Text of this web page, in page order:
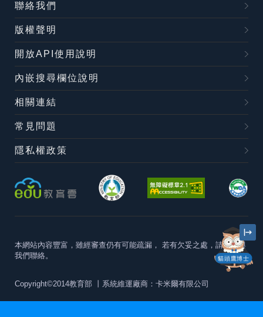
貓頭鷹博士
聯絡我們
版權聲明
開放API使用說明
內嵌搜尋欄位說明
相關連結
常見問題
隱私權政策
本網站內容豐富，雖經審查仍有可能疏漏， 若有欠妥之處，請隨時與
我們聯絡。
Copyright©2014教育部 丨系統維運廠商：卡米爾有限公司